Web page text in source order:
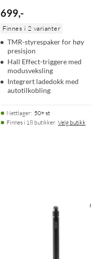
699,-
Finnes i 2 varianter
TMR-styrespaker for høy
presisjon
Hall Effect-triggere med
modusveksling
Integrert ladedokk med
autotilkobling
Nettlager: 50+ st
Finnes i 18 butikker. Velg butikk